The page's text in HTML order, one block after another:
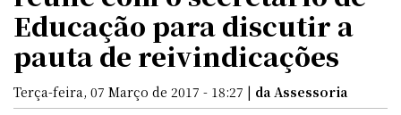
Educação para discutir a
pauta de reivindicações
Terça-feira, 07 Março de 2017 - 18:27 | da Assessoria